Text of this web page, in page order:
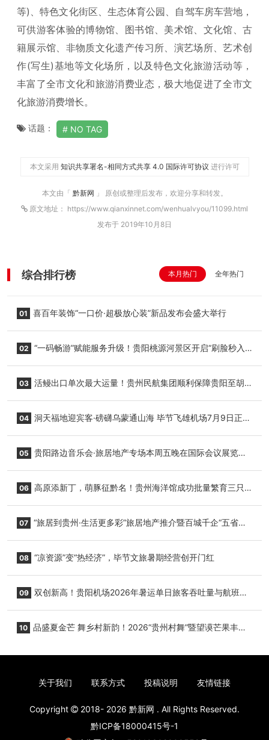
等)、特色文化街区、生态体育公园、自驾车房车营地，
可供游客体验的博物馆、图书馆、美术馆、文化馆、古
籍展示馆、非物质文化遗产传习所、演艺场所、艺术创
作(写生)基地等文化场所，以及特色文化旅游活动等，
丰富了全市文化和旅游消费业态，极大地促进了全市文
化旅游消费增长。
话题： NO TAG
本文采用 知识共享署名-相同方式共享 4.0 国际许可协议 进行许可
本文由「 黔新网 」 原创或整理后发布，欢迎分享和转发。
原文地址： https://www.qianxinnet.com/wenhualvyou/11099.html
发布于 2019年10月8日
综合排行榜 本月热门 全年热门
01 喜百年装饰“一口价·超极放心装”新品发布会盛大举行
02 “一码畅游”赋能服务升级！贵阳桃源河景区开启“刷脸秒入
03 活鳗出口单次最大运量！贵州民航集团顺利保障贵阳至胡
04 洞天福地迎宾客·磅礴乌蒙通山海 毕节飞雄机场7月9日正式
05 贵阳路边音乐会·旅居地产专场本周五晚在国际会议展览中
06 高原添新丁，萌豚征黔名！贵州海洋馆成功批量繁育三只
07 “旅居到贵州·生活更多彩”旅居地产推介暨百城千企“五省
08 “凉资源”变“热经济”，毕节文旅暑期经营创开门红
09 双创新高！贵阳机场2026年暑运单日旅客吞吐量与航班起
10 品盛夏金芒 舞乡村新韵！2026“贵州村舞”暨望谟芒果丰收
关于我们 联系方式 投稿说明 友情链接
Copyright 2018- 2026 黔新网 . All Rights Reserved.
黔ICP备18000415号-1